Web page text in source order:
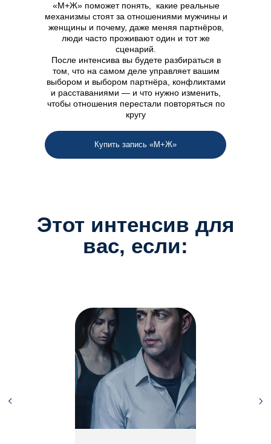
«М+Ж» поможет понять, какие реальные
механизмы стоят за отношениями мужчины и
женщины и почему, даже меняя партнёров,
люди часто проживают один и тот же
сценарий.
После интенсива вы будете разбираться в
том, что на самом деле управляет вашим
выбором и выбором партнёра, конфликтами
и расставаниями — и что нужно изменить,
чтобы отношения перестали повторяться по
кругу
Купить запись «М+Ж»
Этот интенсив для
вас, если: